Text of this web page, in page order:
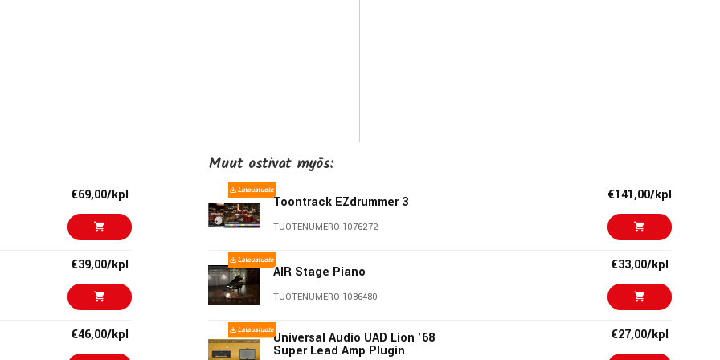
support for user-imported samples
sample harmonics to create evolving tones or stacking
like melodies or undulating musical chords
shot, retrigger, and mono or polyphonic modes
€69,00/kpl
€39,00/kpl
€46,00/kpl
Muut ostivat myös:
Toontrack EZdrummer 3
TUOTENUMERO 1076272
€141,00/kpl
AIR Stage Piano
TUOTENUMERO 1086480
€33,00/kpl
Universal Audio UAD Lion '68
Super Lead Amp Plugin
€27,00/kpl